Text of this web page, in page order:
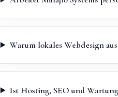
Warum lokales Webdesign
Ist Hosting, SEO und